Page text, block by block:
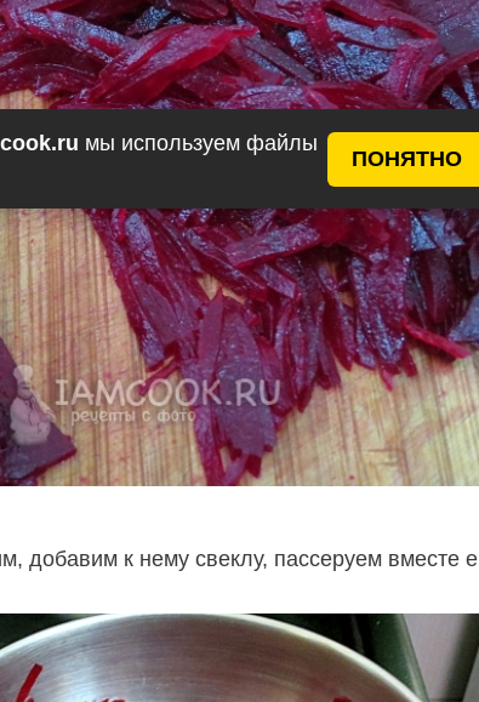
мы используем файлы
ПОНЯТНО
добавим к нему свеклу, пассеруем вместе